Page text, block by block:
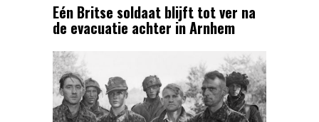
Eén Britse soldaat blijft tot ver na
de evacuatie achter in Arnhem